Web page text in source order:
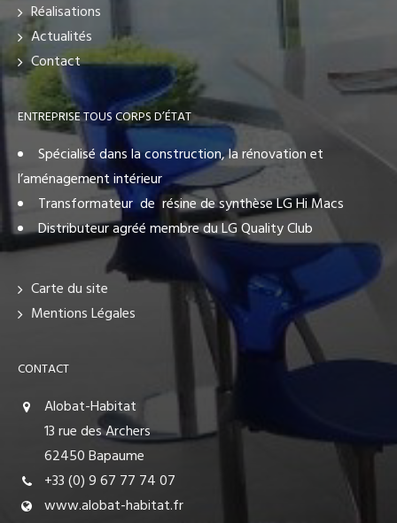
Réalisations
Actualités
Contact
ENTREPRISE TOUS CORPS D’ÉTAT
Spécialisé dans la construction, la rénovation et
l’aménagement intérieur
Transformateur de résine de synthèse LG Hi Macs
Distributeur agréé membre du LG Quality Club
Carte du site
Mentions Légales
CONTACT
Alobat-Habitat
13 rue des Archers
62450 Bapaume
+33 (0) 9 67 77 74 07
www.alobat-habitat.fr